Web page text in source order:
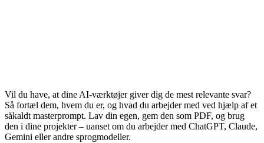
Vil du have, at dine AI-værktøjer giver dig de mest relevante svar?
Så fortæl dem, hvem du er, og hvad du arbejder med ved hjælp af et
såkaldt masterprompt. Lav din egen, gem den som PDF, og brug
den i dine projekter – uanset om du arbejder med ChatGPT, Claude,
Gemini eller andre sprogmodeller.